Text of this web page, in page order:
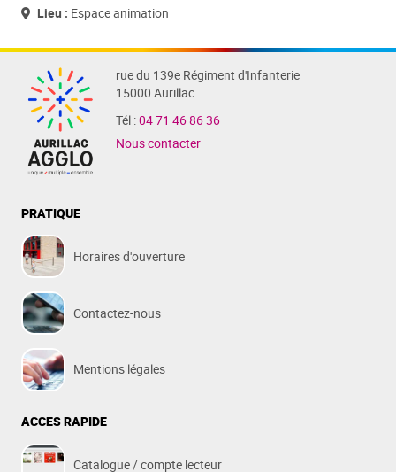
Lieu : Espace animation
rue du 139e Régiment d'Infanterie
15000 Aurillac
Tél :04 71 46 86 36
Nous contacter
PRATIQUE
Horaires d'ouverture
Contactez-nous
Mentions légales
ACCES RAPIDE
Catalogue / compte lecteur